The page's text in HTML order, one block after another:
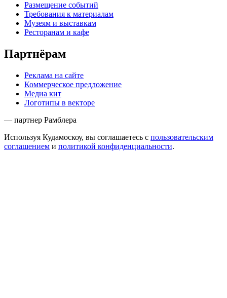
Размещение событий
Требования к материалам
Музеям и выставкам
Ресторанам и кафе
Партнёрам
Реклама на сайте
Коммерческое предложение
Медиа кит
Логотипы в векторе
— партнер Рамблера
Используя Кудамоскоу, вы соглашаетесь с пользовательским
соглашением и политикой конфиденциальности.